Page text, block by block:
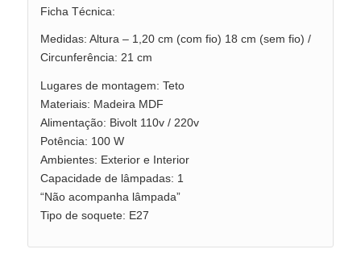
Ficha Técnica:
Medidas: Altura – 1,20 cm (com fio) 18 cm (sem fio) /
Circunferência: 21 cm
Lugares de montagem: Teto
Materiais: Madeira MDF
Alimentação: Bivolt 110v / 220v
Potência: 100 W
Ambientes: Exterior e Interior
Capacidade de lâmpadas: 1
“Não acompanha lâmpada”
Tipo de soquete: E27